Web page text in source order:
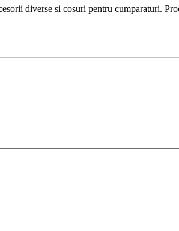
diverse si cosuri pentru cumparaturi.